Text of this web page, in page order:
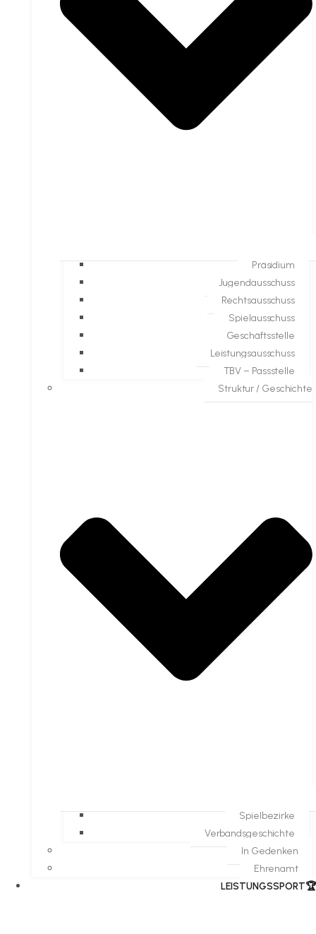
Präsidium
Jugendausschuss
Rechtsausschuss
Spielausschuss
Geschäftsstelle
Leistungsausschuss
TBV – Passstelle
Struktur / Geschichte
Spielbezirke
Verbandsgeschichte
In Gedenken
Ehrenamt
​LEISTUNGSSPORT🏆